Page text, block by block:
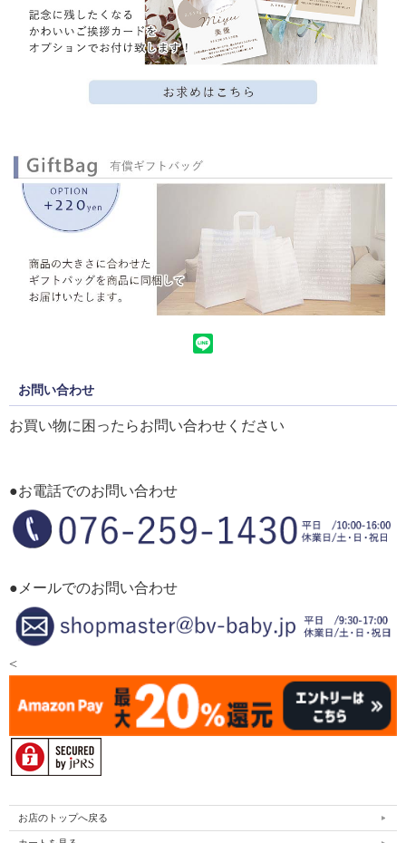
お問い合わせ
お買い物に困ったらお問い合わせください
●お電話でのお問い合わせ
●メールでのお問い合わせ
<
お店のトップへ戻る